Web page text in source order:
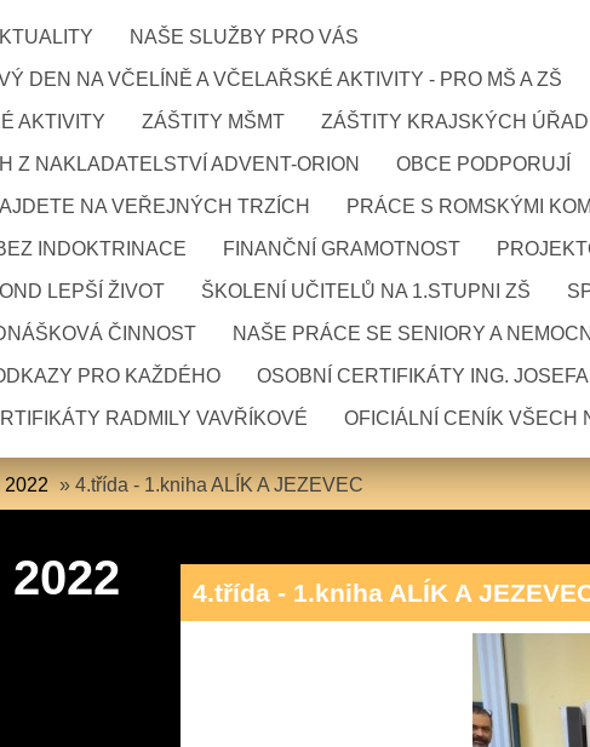
NAŠE SLUŽBY PRO VÁS
DEN NA VČELÍNĚ A VČELAŘSKÉ AKTIVITY - PRO MŠ A ZŠ
AKTIVITY ZÁŠTITY MŠMT ZÁŠTITY KRAJSKÝCH
Z NAKLADATELSTVÍ ADVENT-ORION OBCE PODPORUJÍ
NA VEŘEJNÝCH TRZÍCH PRÁCE S ROMSKÝMI
INDOKTRINACE FINANČNÍ GRAMOTNOST
LEPŠÍ ŽIVOT ŠKOLENÍ UČITELŮ NA 1.STUPNI ZŠ
ČINNOST NAŠE PRÁCE SE SENIORY A
PRO KAŽDÉHO OSOBNÍ CERTIFIKÁTY ING.
RADMILY VAVŘÍKOVÉ OFICIÁLNÍ CENÍK VŠECH
2022 »4.třída - 1.kniha ALÍK A JEZEVEC
4.třída - 1.kniha ALÍK A